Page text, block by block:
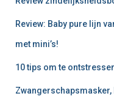
Review: Baby pure lijn
met mini’s!
10 tips om te